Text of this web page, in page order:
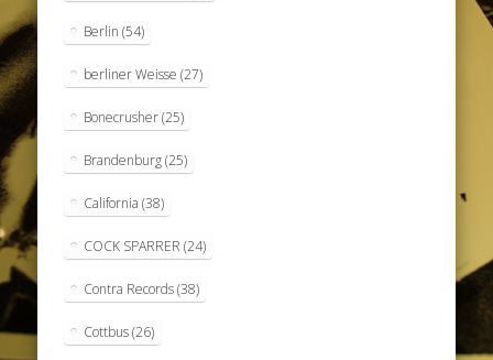
Berlin (54)
berliner Weisse (27)
Bonecrusher(25)
Brandenburg(25)
California (38)
COCK SPARRER (24)
Contra Records(38)
Cottbus(26)